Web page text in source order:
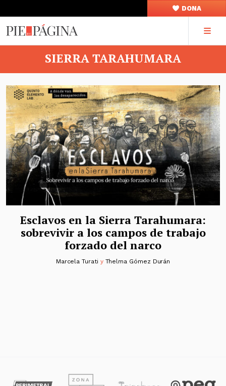
DONA
SIERRA TARAHUMARA
Esclavos en la Sierra Tarahumara:
sobrevivir a los campos de trabajo
forzado del narco
Marcela Turati y Thelma Gómez Durán